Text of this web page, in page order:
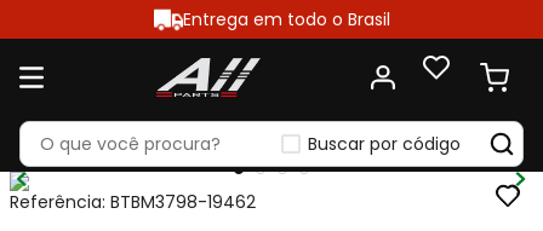
Entrega em todo o Brasil
Buscar por código
Referência: BTBM3798-19462